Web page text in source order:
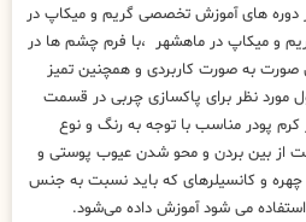
دوره های آموزش تخصصی گریم و میکاپ در
و میکاپ در ماهشهر ،با فرم چشم ها در
صورت به صورت کاربردی و همچنین تمیز
مورد نظر برای پاکسازی چربی در قسمت
پودر مناسب با توجه به رنگ و نوع
از بین بردن و محو شدن عیوب پوستی و
چهره و کانسیلرهای که باید نسبت به جنس
می شود آموزش داده می‌شود.